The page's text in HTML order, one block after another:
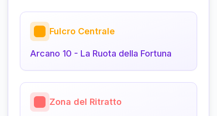
Fulcro Centrale
Arcano 10 - La Ruota della Fortuna
Zona del Ritratto